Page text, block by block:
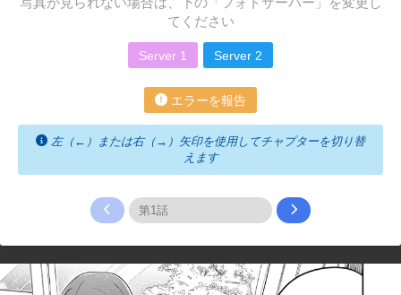
てください
Server 1 Server 2
エラーを報告
左（←）または右（→）矢印を使用してチャプターを切り替
えます